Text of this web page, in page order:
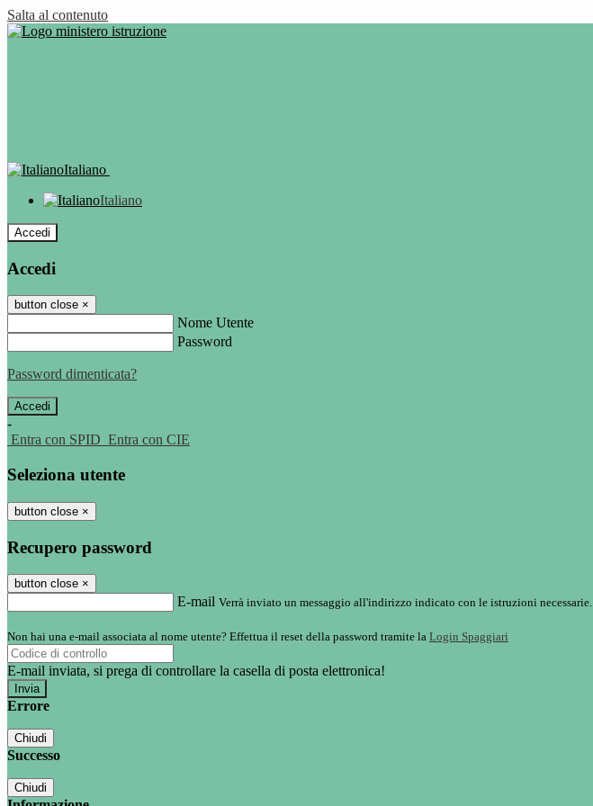
Salta al contenuto
Italiano
Italiano
Accedi
Accedi
button close ×
Nome Utente
Password
Password dimenticata?
-
Entra con SPID Entra con CIE
Seleziona utente
button close ×
Recupero password
button close ×
E-mail Verrà inviato un messaggio all'indirizzo indicato con le istruzioni necessarie.
Non hai una e-mail associata al nome utente? Effettua il reset della password tramite la Login Spaggiari
E-mail inviata, si prega di controllare la casella di posta elettronica!
Errore
Chiudi
Successo
Chiudi